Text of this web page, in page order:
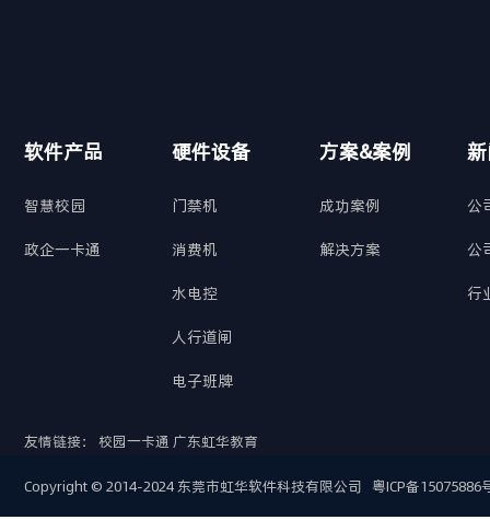
软件产品
智慧校园
政企一卡通
硬件设备
门禁机
消费机
水电控
人行道闸
电子班牌
方案&案例
成功案例
解决方案
公
公
行
友情链接： 校园一卡通 广东虹华教育
Copyright © 2014-2024 东莞市虹华软件科技有限公司 粤ICP备15075886